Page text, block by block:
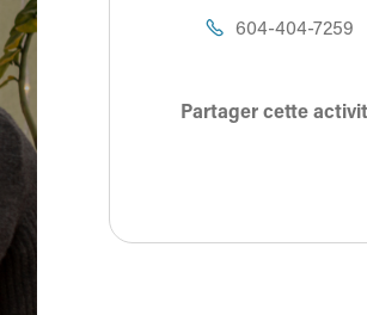
 604-404-7259
Partager cette